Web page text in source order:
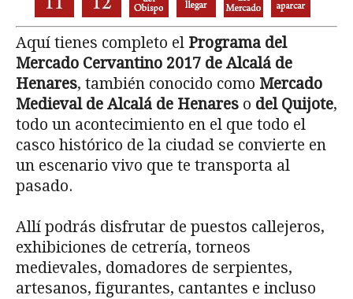
Aquí tienes completo el Programa del
Mercado Cervantino 2017 de Alcalá de
Henares, también conocido como Mercado
Medieval de Alcalá de Henares o del Quijote,
todo un acontecimiento en el que todo el
casco histórico de la ciudad se convierte en
un escenario vivo que te transporta al
pasado.
Allí podrás disfrutar de puestos callejeros,
exhibiciones de cetrería, torneos
medievales, domadores de serpientes,
artesanos, figurantes, cantantes e incluso